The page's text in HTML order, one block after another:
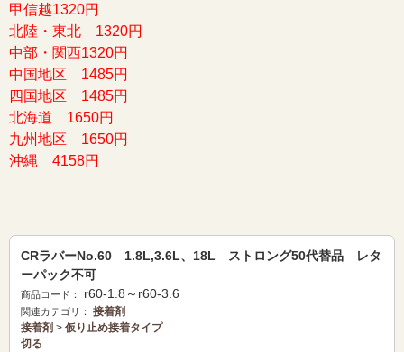
甲信越1320円
北陸・東北 1320円
中部・関西1320円
中国地区 1485円
四国地区 1485円
北海道 1650円
九州地区 1650円
沖縄 4158円
CRラバーNo.60 1.8L,3.6L、18L ストロング50代替品 レタ
ーパック不可
商品コード： r60-1.8～r60-3.6
関連カテゴリ：
接着剤
接着剤 > 仮り止め接着タイプ
切る